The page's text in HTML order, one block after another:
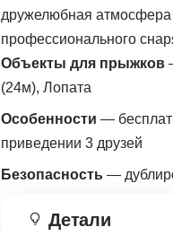
дружелюбная атмосфера
профессионального
Объекты для прыжков
(24м), Лопата
Особенности —
приведении 3 друзей
Безопасность —
Детали